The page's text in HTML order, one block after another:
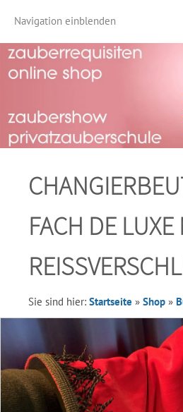
Navigation einblenden
FACH DE LUXE
Sie sind hier: Startseite » Shop »